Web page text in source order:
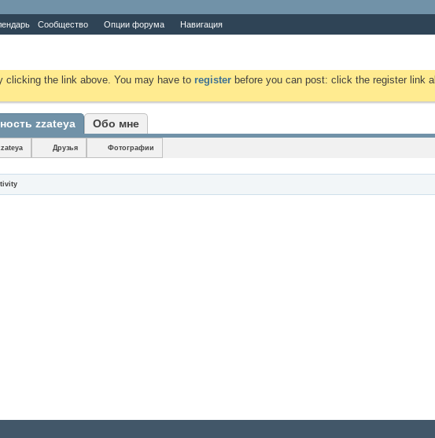
Сообщество Опции форума Навигация
clicking the link above. You may have to register before you can post: click the register link
zzateya Обо мне
Друзья Фотографии